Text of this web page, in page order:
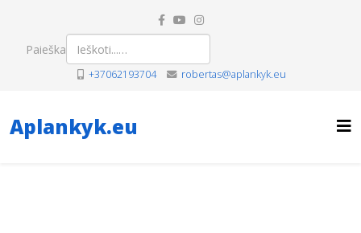
Paieška
+37062193704 robertas@aplankyk.eu
Aplankyk.eu